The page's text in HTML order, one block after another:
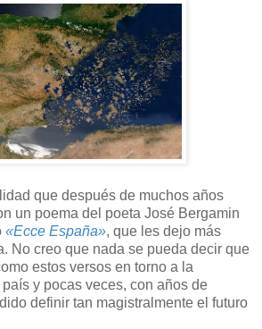
que después de muchos años
un poema del poeta José Bergamin
«Ecce España», que les dejo más
No creo que nada se pueda decir que
estos versos en torno a la
y pocas veces, con años de
definir tan magistralmente el futuro